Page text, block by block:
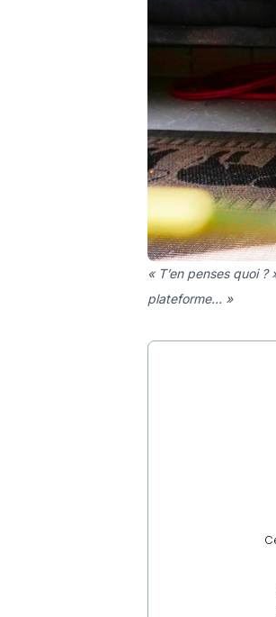
« T’en penses quoi
plateforme… »